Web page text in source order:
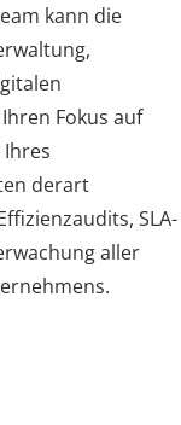
kann die
Fokus auf
derart
SLA-
aller